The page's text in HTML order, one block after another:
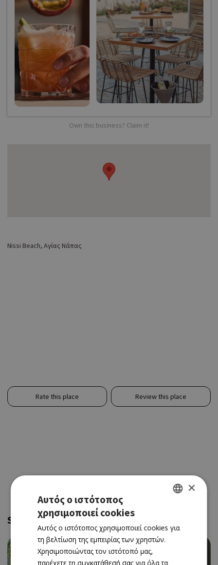
Own this business? Claim it!
Nissi Beach, Αγίας Νάπας
Rate this place Review this place
Similar and near
ENGLISH
×
Αυτός ο ιστότοπος
χρησιμοποιεί cookies
Αυτός ο ιστότοπος χρησιμοποιεί cookies για
τη βελτίωση της εμπειρίας των χρηστών.
Χρησιμοποιώντας τον ιστότοπό μας,
παρέχετε τη συγκατάθεσή σας για όλα τα